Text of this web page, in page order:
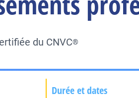
du CNVC®
Durée et dates